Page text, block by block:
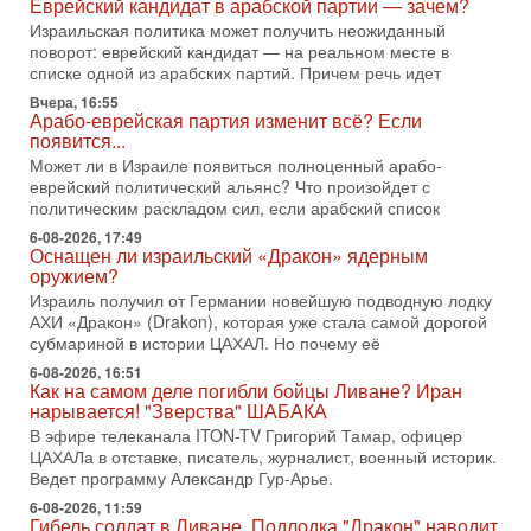
2-08-2026, 08:42
Трамп отменил удар по Ирану - НОВОСТИ
02/08/2026
Президент США Дональд Трамп сегодня заявил об отмене
подготовленного удара по Ирану после обращений
Тегерана и других стран региона. По его словам,
1-08-2026, 17:50
«Русский голос» Израиля: кто заберет его на этот
раз?
Голоса русскоязычных репатриантов не раз кардинально
меняли политический ландшафт Израиля. Достаточно
вспомнить взлет партии «Исраэль ба-алия», когда
31-07-2026, 17:00
Тайны закрытых дверей: о чём на самом деле
молчат Трамп и Нетаньяху?
Недавний визит премьер-министра Израиля Биньямина
Нетаньяху в США и его встреча с Дональдом Трампом
оставили больше вопросов, чем ответов. Полная
31-07-2026, 15:18
Иран готовит покушение на Нетаниягу! Трамп не
хочет эскалации, но КСИР готовит взрыв!
В эфире телеканала ITON-TV СЕРГЕЙ МИГДАЛЬ, эксперт
по вопросам безопасности, офицер запаса
Израильская политика может получить неожиданный
поворот: еврейский кандидат — на реальном месте в
списке одной из арабских партий. Причем речь идет
Вчера, 16:55
Арабо-еврейская партия изменит всё? Если
появится...
Может ли в Израиле появиться полноценный арабо-
еврейский политический альянс? Что произойдет с
политическим раскладом сил, если арабский список
6-08-2026, 17:49
Оснащен ли израильский «Дракон» ядерным
оружием?
Израиль получил от Германии новейшую подводную лодку
АХИ «Дракон» (Drakon), которая уже стала самой дорогой
субмариной в истории ЦАХАЛ. Но почему её
6-08-2026, 16:51
Как на самом деле погибли бойцы Ливане? Иран
нарывается! "Зверства" ШАБАКА
В эфире телеканала ITON-TV Григорий Тамар, офицер
ЦАХАЛа в отставке, писатель, журналист, военный историк.
Ведет программу Александр Гур-Арье.
6-08-2026, 11:59